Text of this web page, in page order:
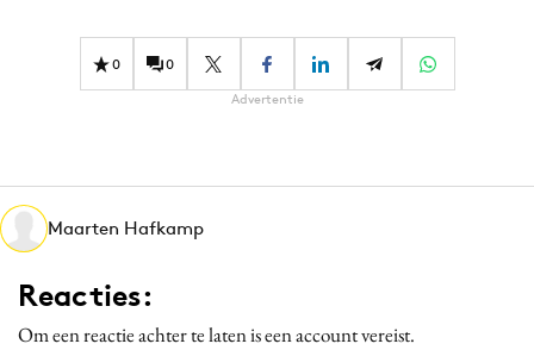
Diversiteit
Interne communicatie
Martech
Media
Merkstrategie
PR
0 0
Advertentie
Maarten Hafkamp
Reacties:
Om een reactie achter te laten is een account vereist.